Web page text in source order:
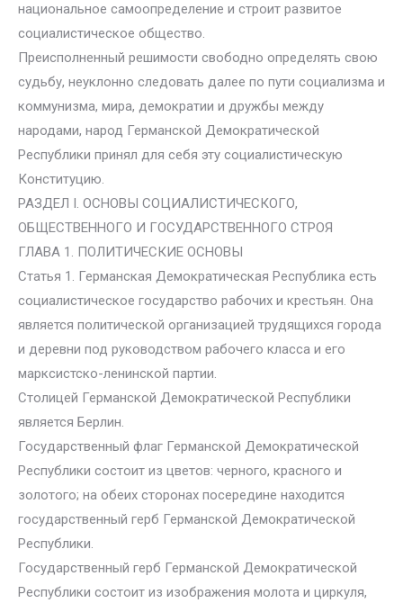
национальное самоопределение и строит развитое
социалистическое общество.
Преисполненный решимости свободно определять свою
судьбу, неуклонно следовать далее по пути социализма и
коммунизма, мира, демократии и дружбы между
народами, народ Германской Демократической
Республики принял для себя эту социалистическую
Конституцию.
РАЗДЕЛ I. ОСНОВЫ СОЦИАЛИСТИЧЕСКОГО,
ОБЩЕСТВЕННОГО И ГОСУДАРСТВЕННОГО СТРОЯ
ГЛАВА 1. ПОЛИТИЧЕСКИЕ ОСНОВЫ
Статья 1. Германская Демократическая Республика есть
социалистическое государство рабочих и крестьян. Она
является политической организацией трудящихся города
и деревни под руководством рабочего класса и его
марксистско-ленинской партии.
Столицей Германской Демократической Республики
является Берлин.
Государственный флаг Германской Демократической
Республики состоит из цветов: черного, красного и
золотого; на обеих сторонах посередине находится
государственный герб Германской Демократической
Республики.
Государственный герб Германской Демократической
Республики состоит из изображения молота и циркуля,